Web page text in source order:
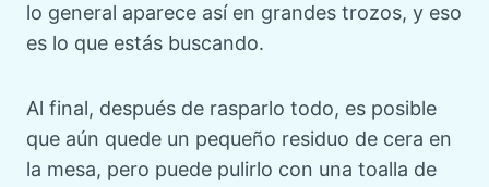
lo general aparece así en grandes trozos, y eso
es lo que estás buscando.
Al final, después de rasparlo todo, es posible
que aún quede un pequeño residuo de cera en
la mesa, pero puede pulirlo con una toalla de